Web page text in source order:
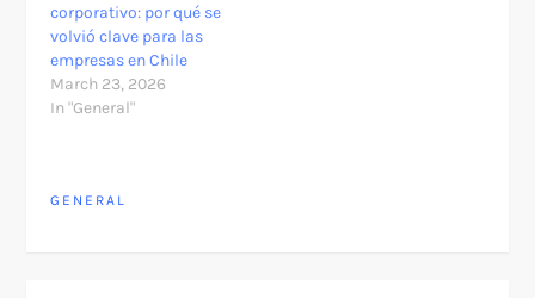
corporativo: por qué se
volvió clave para las
empresas en Chile
March 23, 2026
In "General"
GENERAL